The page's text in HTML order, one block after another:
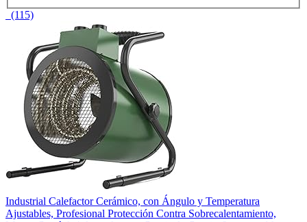
(115)
Industrial Calefactor Cerámico, con Ángulo y Temperatura
Ajustables, Profesional Protección Contra Sobrecalentamiento,